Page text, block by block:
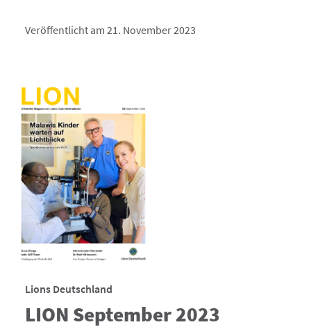
Veröffentlicht am 21. November 2023
Lions Deutschland
LION September 2023